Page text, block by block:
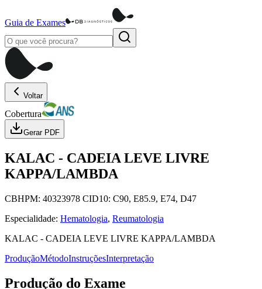
Guia de Exames
Voltar
Cobertura
Gerar PDF
KALAC - CADEIA LEVE LIVRE
KAPPA/LAMBDA
CBHPM: 40323978 CID10: C90, E85.9, E74, D47
Especialidade: Hematologia, Reumatologia
KALAC - CADEIA LEVE LIVRE KAPPA/LAMBDA
ProduçãoMétodoInstruçõesInterpretação
Produção do Exame